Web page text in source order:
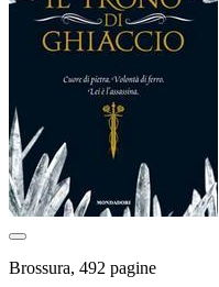
Brossura, 492 pagine